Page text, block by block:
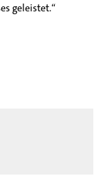
geleistet.“